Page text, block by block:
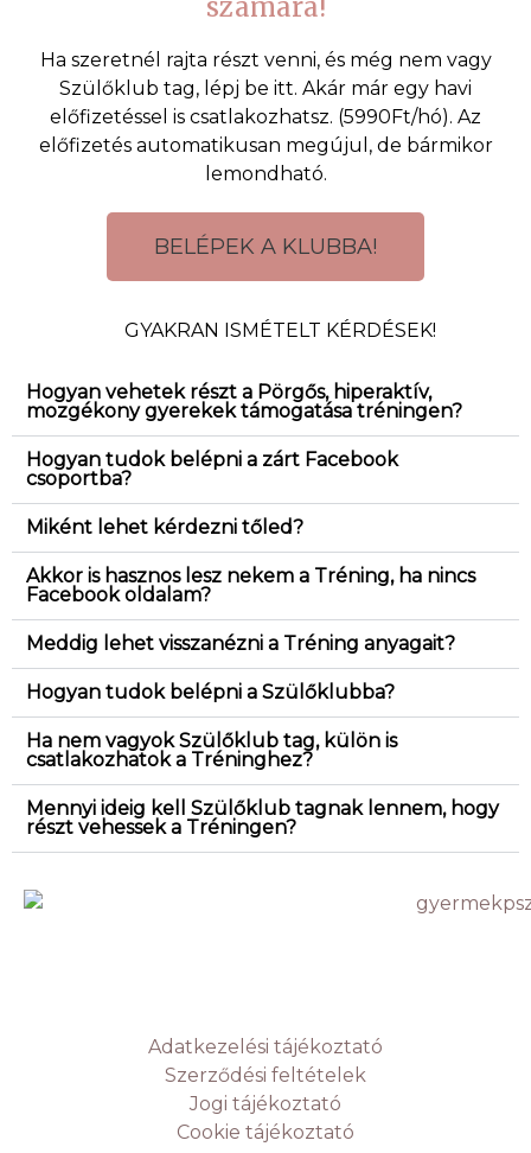
számára!
Ha szeretnél rajta részt venni, és még nem vagy
Szülőklub tag, lépj be itt. Akár már egy havi
előfizetéssel is csatlakozhatsz. (5990Ft/hó). Az
előfizetés automatikusan megújul, de bármikor
lemondható.
BELÉPEK A KLUBBA!
GYAKRAN ISMÉTELT KÉRDÉSEK!
Hogyan vehetek részt a Pörgős, hiperaktív,
mozgékony gyerekek támogatása tréningen?
Hogyan tudok belépni a zárt Facebook
csoportba?
Miként lehet kérdezni tőled?
Akkor is hasznos lesz nekem a Tréning, ha nincs
Facebook oldalam?
Meddig lehet visszanézni a Tréning anyagait?
Hogyan tudok belépni a Szülőklubba?
Ha nem vagyok Szülőklub tag, külön is
csatlakozhatok a Tréninghez?
Mennyi ideig kell Szülőklub tagnak lennem, hogy
részt vehessek a Tréningen?
Adatkezelési tájékoztató
Szerződési feltételek
Jogi tájékoztató
Cookie tájékoztató